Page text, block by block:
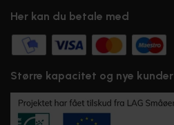
Her kan du betale med
Større kapacitet og nye kunder